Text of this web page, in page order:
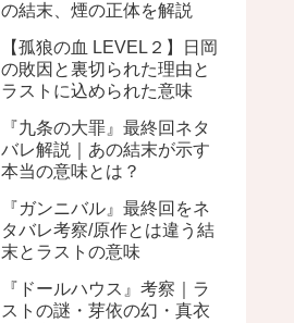
の結末、煙の正体を解説
【孤狼の血 LEVEL２】日岡
の敗因と裏切られた理由と
ラストに込められた意味
『九条の大罪』最終回ネタ
バレ解説｜あの結末が示す
本当の意味とは？
『ガンニバル』最終回をネ
タバレ考察/原作とは違う結
末とラストの意味
『ドールハウス』考察｜ラ
ストの謎・芽依の幻・真衣